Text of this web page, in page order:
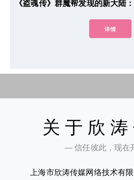
《盗魂传》群魔帮发现的新大陆
详情
关于欣
— 信任彼此，现在
上海市欣涛传媒网络技术有